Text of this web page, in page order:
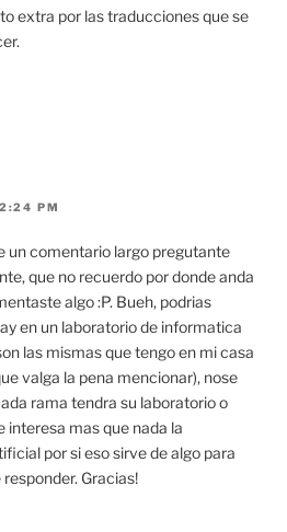
extra por las traducciones que se
PM
un comentario largo pregutante
que no recuerdo por donde anda
algo :P. Bueh, podrias
en un laboratorio de informatica
las mismas que tengo en mi casa
valga la pena mencionar), nose
rama tendra su laboratorio o
interesa mas que nada la
por si eso sirve de algo para
Gracias!